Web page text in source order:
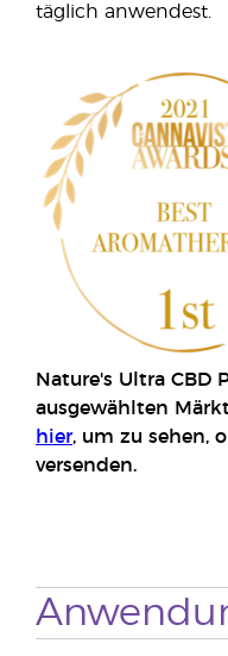
täglich anwendest.
Nature's Ultra CBD
ausgewählten
hier, um zu sehen,
versenden.